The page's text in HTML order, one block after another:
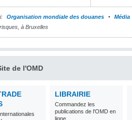
Organisation mondiale des douanes
Média
à Bruxelles
de l'OMD
LIBRAIRIE
Commandez les
publications de l'OMD en
ligne